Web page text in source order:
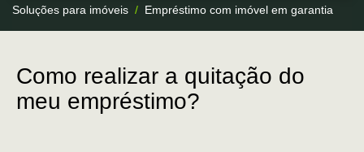
Soluções para imóveis Empréstimo com imóvel em garantia
Como realizar a quitação do
meu empréstimo?